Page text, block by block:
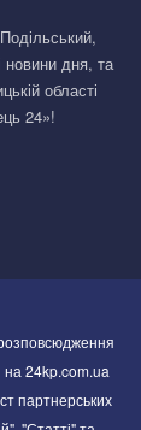
новини дня, та
області
24»!
на 24kp.com.ua
партнерських